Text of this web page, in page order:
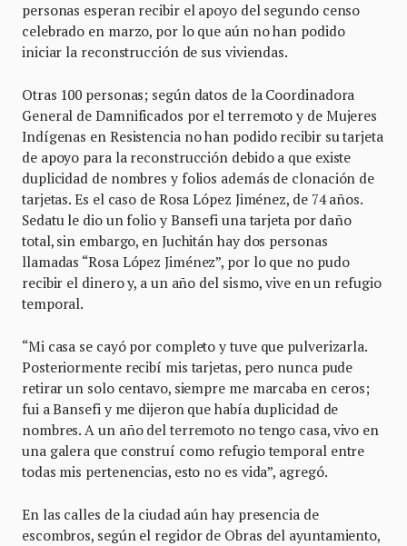
personas esperan recibir el apoyo del segundo censo
celebrado en marzo, por lo que aún no han podido
iniciar la reconstrucción de sus viviendas.
Otras 100 personas; según datos de la Coordinadora
General de Damnificados por el terremoto y de Mujeres
Indígenas en Resistencia no han podido recibir su tarjeta
de apoyo para la reconstrucción debido a que existe
duplicidad de nombres y folios además de clonación de
tarjetas. Es el caso de Rosa López Jiménez, de 74 años.
Sedatu le dio un folio y Bansefi una tarjeta por daño
total, sin embargo, en Juchitán hay dos personas
llamadas “Rosa López Jiménez”, por lo que no pudo
recibir el dinero y, a un año del sismo, vive en un refugio
temporal.
“Mi casa se cayó por completo y tuve que pulverizarla.
Posteriormente recibí mis tarjetas, pero nunca pude
retirar un solo centavo, siempre me marcaba en ceros;
fui a Bansefi y me dijeron que había duplicidad de
nombres. A un año del terremoto no tengo casa, vivo en
una galera que construí como refugio temporal entre
todas mis pertenencias, esto no es vida”, agregó.
En las calles de la ciudad aún hay presencia de
escombros, según el regidor de Obras del ayuntamiento,